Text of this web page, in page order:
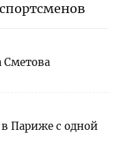
Сметова
Париже с одной